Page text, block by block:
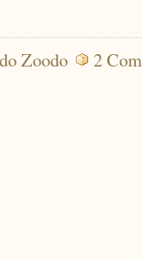
Zoodo
2